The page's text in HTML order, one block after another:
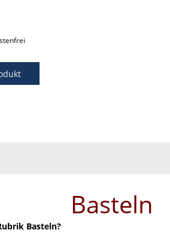
Basteln
Basteln?